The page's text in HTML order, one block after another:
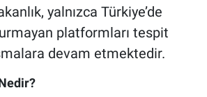
yalnızca Türkiye’de
platformları tespit
devam etmektedir.